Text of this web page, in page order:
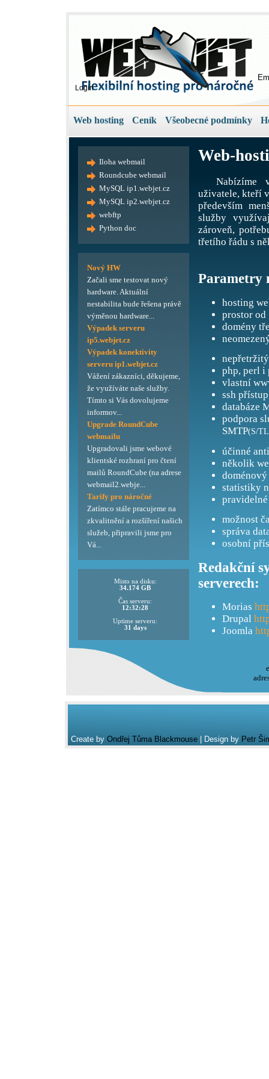
Login
Web hosting Ceník Všeobecné podmínky
Web-
Nabízíme
uživatele, kteří
především
služby
zároveň,
třetího řádu s
Parametry
hosting
prostor od
domény
php, perl i
vlastní
ssh přístup
databáze
podpora
SMTP(S/
účinné
několik
doménový
statistiky
možnost
správa
osobní
Redakční
serverech:
Morias
Drupal
Joomla
Iloha webmail
Roundcube webmail
MySQL ip1.webjet.cz
MySQL ip2.webjet.cz
webftp
Python doc
Nový HW
Začali sme testovat nový
hardware. Aktuální
nestabilita bude řešena právě
výměnou hardware...
Výpadek serveru
ip5.webjet.cz
Výpadek konektivity
serveru ip1.webjet.cz
Vážení zákazníci, děkujeme,
že využíváte naše služby.
Tímto si Vás dovolujeme
informov...
Upgrade RoundCube
webmailu
Upgradovali jsme webové
klientské rozhraní pro čtení
mailů RoundCube (na adrese
webmail2.webje...
Tarify pro náročné
Zatímco stále pracujeme na
zkvalitnění a rozšíření našich
služeb, připravili jsme pro
Vá...
Misto na disku:
34.174 GB
Čas serveru:
12:32:28
Uptime serveru:
31 days
Create by Ondřej Tůma Blackmouse| Design by Petr